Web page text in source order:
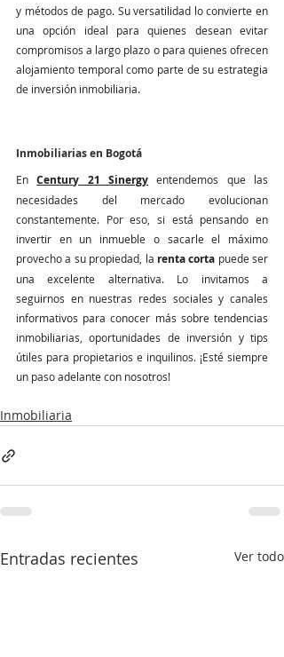
y métodos de pago. Su versatilidad lo convierte en
una opción ideal para quienes desean evitar
compromisos a largo plazo o para quienes ofrecen
alojamiento temporal como parte de su estrategia
de inversión inmobiliaria.
Inmobiliarias en Bogotá
En Century 21 Sinergy entendemos que las
necesidades del mercado evolucionan
constantemente. Por eso, si está pensando en
invertir en un inmueble o sacarle el máximo
provecho a su propiedad, la renta corta puede ser
una excelente alternativa. Lo invitamos a
seguirnos en nuestras redes sociales y canales
informativos para conocer más sobre tendencias
inmobiliarias, oportunidades de inversión y tips
útiles para propietarios e inquilinos. ¡Esté siempre
un paso adelante con nosotros!
Inmobiliaria
Entradas recientes Ver todo